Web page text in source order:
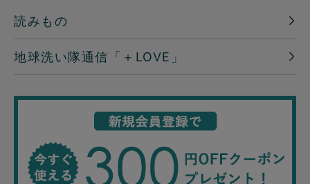
読みもの
地球洗い隊通信「＋LOVE」